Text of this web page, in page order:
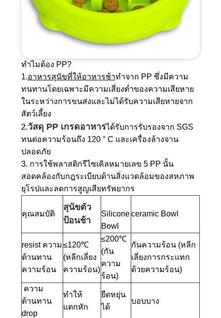
ทำไมต้อง PP?
1.อาหารสุนัขที่ให้อาหารช้าทำจาก PP ซึ่งมีความ
ทนทานโดยเฉพาะมีความเสี่ยงต่ำของความเสียหาย
ในระหว่างการขนส่งและไม่ได้รับความเสียหายจาก
สัตว์เลี้ยง
2.วัสดุ PP เกรดอาหารได้รับการรับรองจาก SGS
ทนต่อความร้อนถึง 120 ° C และเครื่องล้างจาน
ปลอดภัย
3. การใช้พลาสติกรีไซเคิลหมายเลข 5 PP นั้น
สอดคล้องกับกฎระเบียบด้านสิ่งแวดล้อมของสหภาพ
ยุโรปและลดการสูญเสียทรัพยากร
คุณสมบัติ
สุนัขตัว
ป้อนช้า ‌
Silicone
Bowl‌
‌ceramic Bowl‌
resist ความ
ต้านทาน
ความร้อน ‌
≤120℃
(หลีกเลี่ยง
ความร้อน)
≤200℃
(กัน
ความ
ร้อน)
กันความร้อน (หลีก
เลี่ยงการกระแทก
ด้วยความร้อน)
‌ ความ
ต้านทาน
drop‌
ทำให้
แตกหัก
ยืดหยุ่น
ได้
บอบบาง